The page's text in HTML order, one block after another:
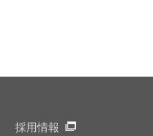
採用情報